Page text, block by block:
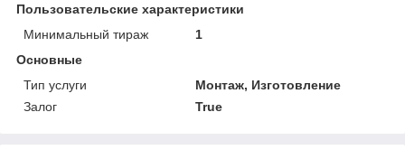
Пользовательские характеристики
Минимальный тираж
1
Основные
Тип услуги
Монтаж, Изготовление
Залог
True